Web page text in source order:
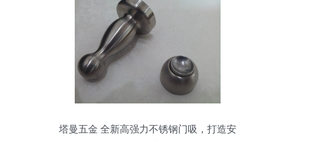
塔曼五金 全新高强力不锈钢门吸，打造安